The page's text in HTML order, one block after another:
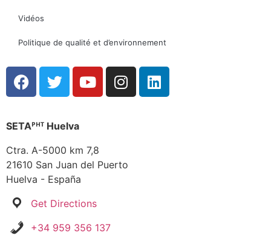
Vidéos
Politique de qualité et d’environnement
SETAᴾᴴᵀ Huelva
Ctra. A-5000 km 7,8
21610 San Juan del Puerto
Huelva - España
Get Directions
+34 959 356 137